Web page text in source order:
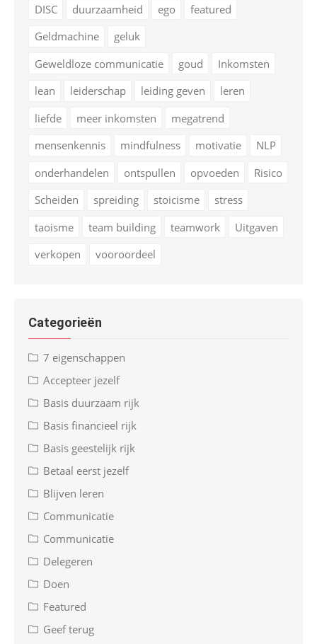
DISC
duurzaamheid ego
featured
Geldmachine
geluk
Geweldloze communicatie
goud
Inkomsten
lean
leiderschap leiding geven
leren
liefde
meer inkomsten
megatrend
mensenkennis
mindfulness motivatie
NLP
onderhandelen
ontspullen opvoeden
Risico
Scheiden
spreiding stoicisme
stress
taoisme
team building teamwork
Uitgaven
verkopen
vooroordeel
Categorieën
7 eigenschappen
Accepteer jezelf
Basis duurzaam rijk
Basis financieel rijk
Basis geestelijk rijk
Betaal eerst jezelf
Blijven leren
Communicatie
Communicatie
Delegeren
Doen
Featured
Geef terug